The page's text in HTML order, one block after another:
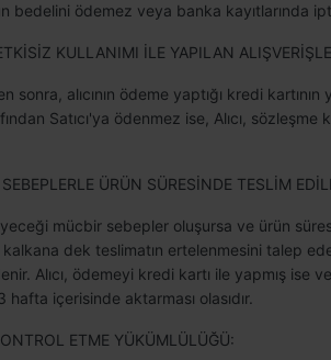
bedelini ödemez veya banka kayıtlarında
KULLANIMI İLE YAPILAN
sonra, alıcının ödeme yaptığı kredi
Satıcı'ya ödenmez ise, Alıcı,
ÜRÜN SÜRESİNDE TESLİM
mücbir sebepler oluşursa ve ürün
dek teslimatın ertelenmesini talep
Alıcı, ödemeyi kredi kartı ile yapmış
hafta içerisinde aktarması olasıdır.
ETME YÜKÜMLÜLÜĞÜ: